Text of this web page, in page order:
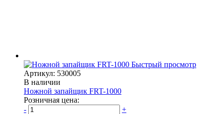
Быстрый просмотр
Артикул: 530005
В наличии
Ножной запайщик FRT-1000
Розничная цена:
-
+